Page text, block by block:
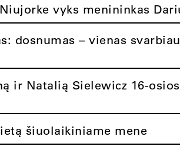
vyks menininkas
dosnumas – vienas
ir Natalią Sielewicz 16-
šiuolaikiniame mene